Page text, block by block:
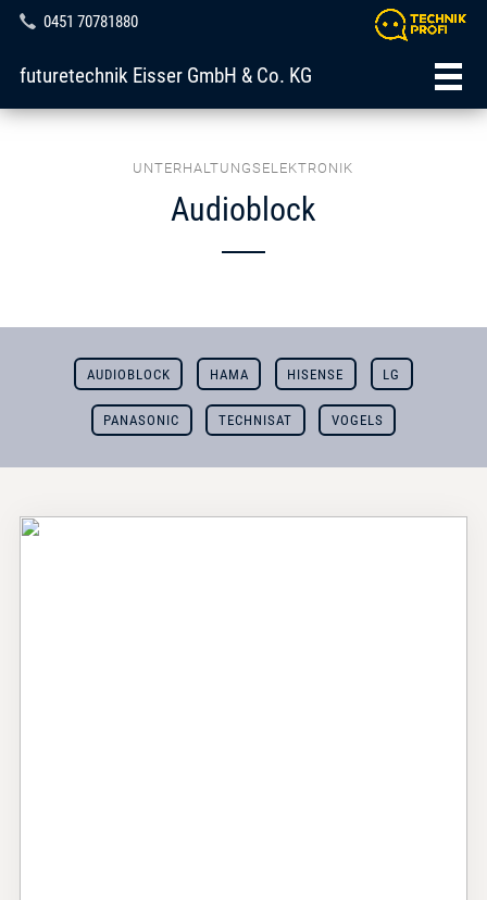
0451 70781880
futuretechnik Eisser GmbH & Co. KG
UNTERHALTUNGSELEKTRONIK
Audioblock
AUDIOBLOCK HAMA HISENSE LG
PANASONIC TECHNISAT VOGELS